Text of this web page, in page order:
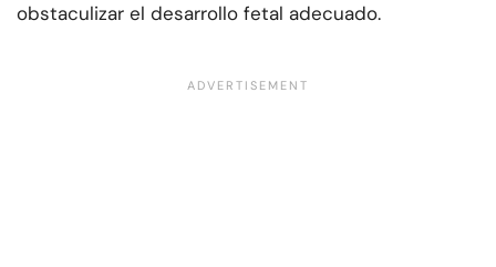
obstaculizar el desarrollo fetal adecuado.